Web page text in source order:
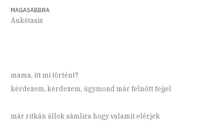
MAGASABBRA
Aukštasis
mama, itt mi történt?
kérdezem, kérdezem, úgymond már felnőtt fejjel
már ritkán állok sámlira hogy valamit elérjek